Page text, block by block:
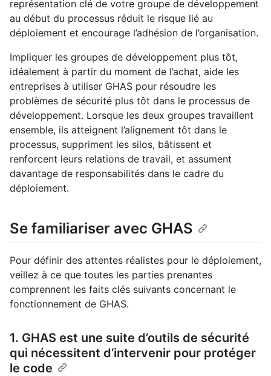
représentation clé de votre groupe de développement
au début du processus réduit le risque lié au
déploiement et encourage l’adhésion de l’organisation.
Impliquer les groupes de développement plus tôt,
idéalement à partir du moment de l’achat, aide les
entreprises à utiliser GHAS pour résoudre les
problèmes de sécurité plus tôt dans le processus de
développement. Lorsque les deux groupes travaillent
ensemble, ils atteignent l’alignement tôt dans le
processus, suppriment les silos, bâtissent et
renforcent leurs relations de travail, et assument
davantage de responsabilités dans le cadre du
déploiement.
Se familiariser avec GHAS
Pour définir des attentes réalistes pour le déploiement,
veillez à ce que toutes les parties prenantes
comprennent les faits clés suivants concernant le
fonctionnement de GHAS.
1. GHAS est une suite d’outils de sécurité
qui nécessitent d’intervenir pour protéger
le code